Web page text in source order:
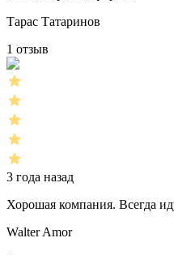
Тарас Татаринов
1 отзыв
3 года назад
Хорошая компания. Всегда
Walter Amor